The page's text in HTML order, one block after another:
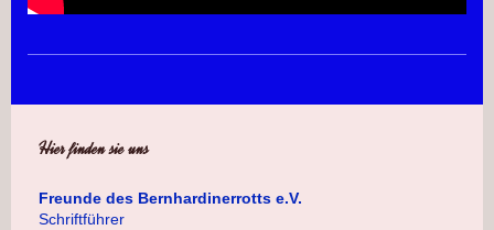
Hier finden sie uns
Freunde des Bernhardinerrotts e.V.
Schriftführer